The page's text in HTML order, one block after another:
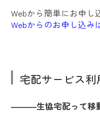
Webから簡単にお申し
Webからのお申し込み
宅配サービス
―――生協宅配って移